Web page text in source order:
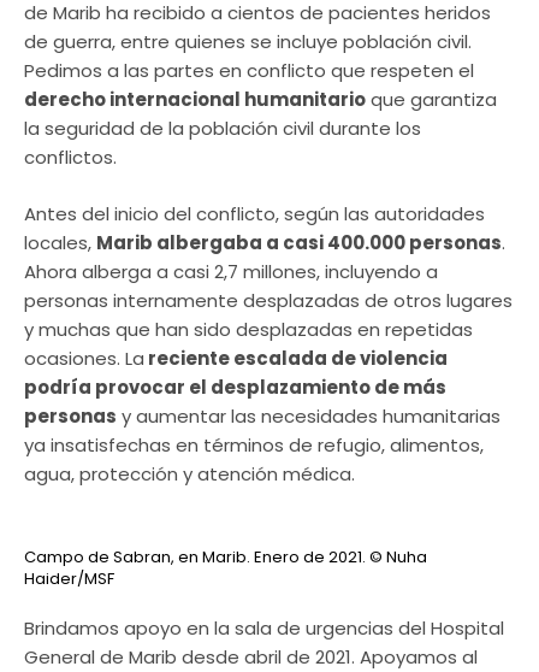
de Marib ha recibido a cientos de pacientes heridos
de guerra, entre quienes se incluye población civil.
Pedimos a las partes en conflicto que respeten el
derecho internacional humanitarioque garantiza
la seguridad de la población civil durante los
conflictos.
Antes del inicio del conflicto, según las autoridades
locales, Marib albergaba a casi 400.000 personas.
Ahora alberga a casi 2,7 millones, incluyendo a
personas internamente desplazadas de otros lugares
y muchas que han sido desplazadas en repetidas
ocasiones. La reciente escalada de violencia
podría provocar el desplazamiento de más
personas y aumentar las necesidades humanitarias
ya insatisfechas en términos de refugio, alimentos,
agua, protección y atención médica.
Campo de Sabran, en Marib. Enero de 2021. © Nuha
Haider/MSF
Brindamos apoyo en la sala de urgencias del Hospital
General de Marib desde abril de 2021. Apoyamos al